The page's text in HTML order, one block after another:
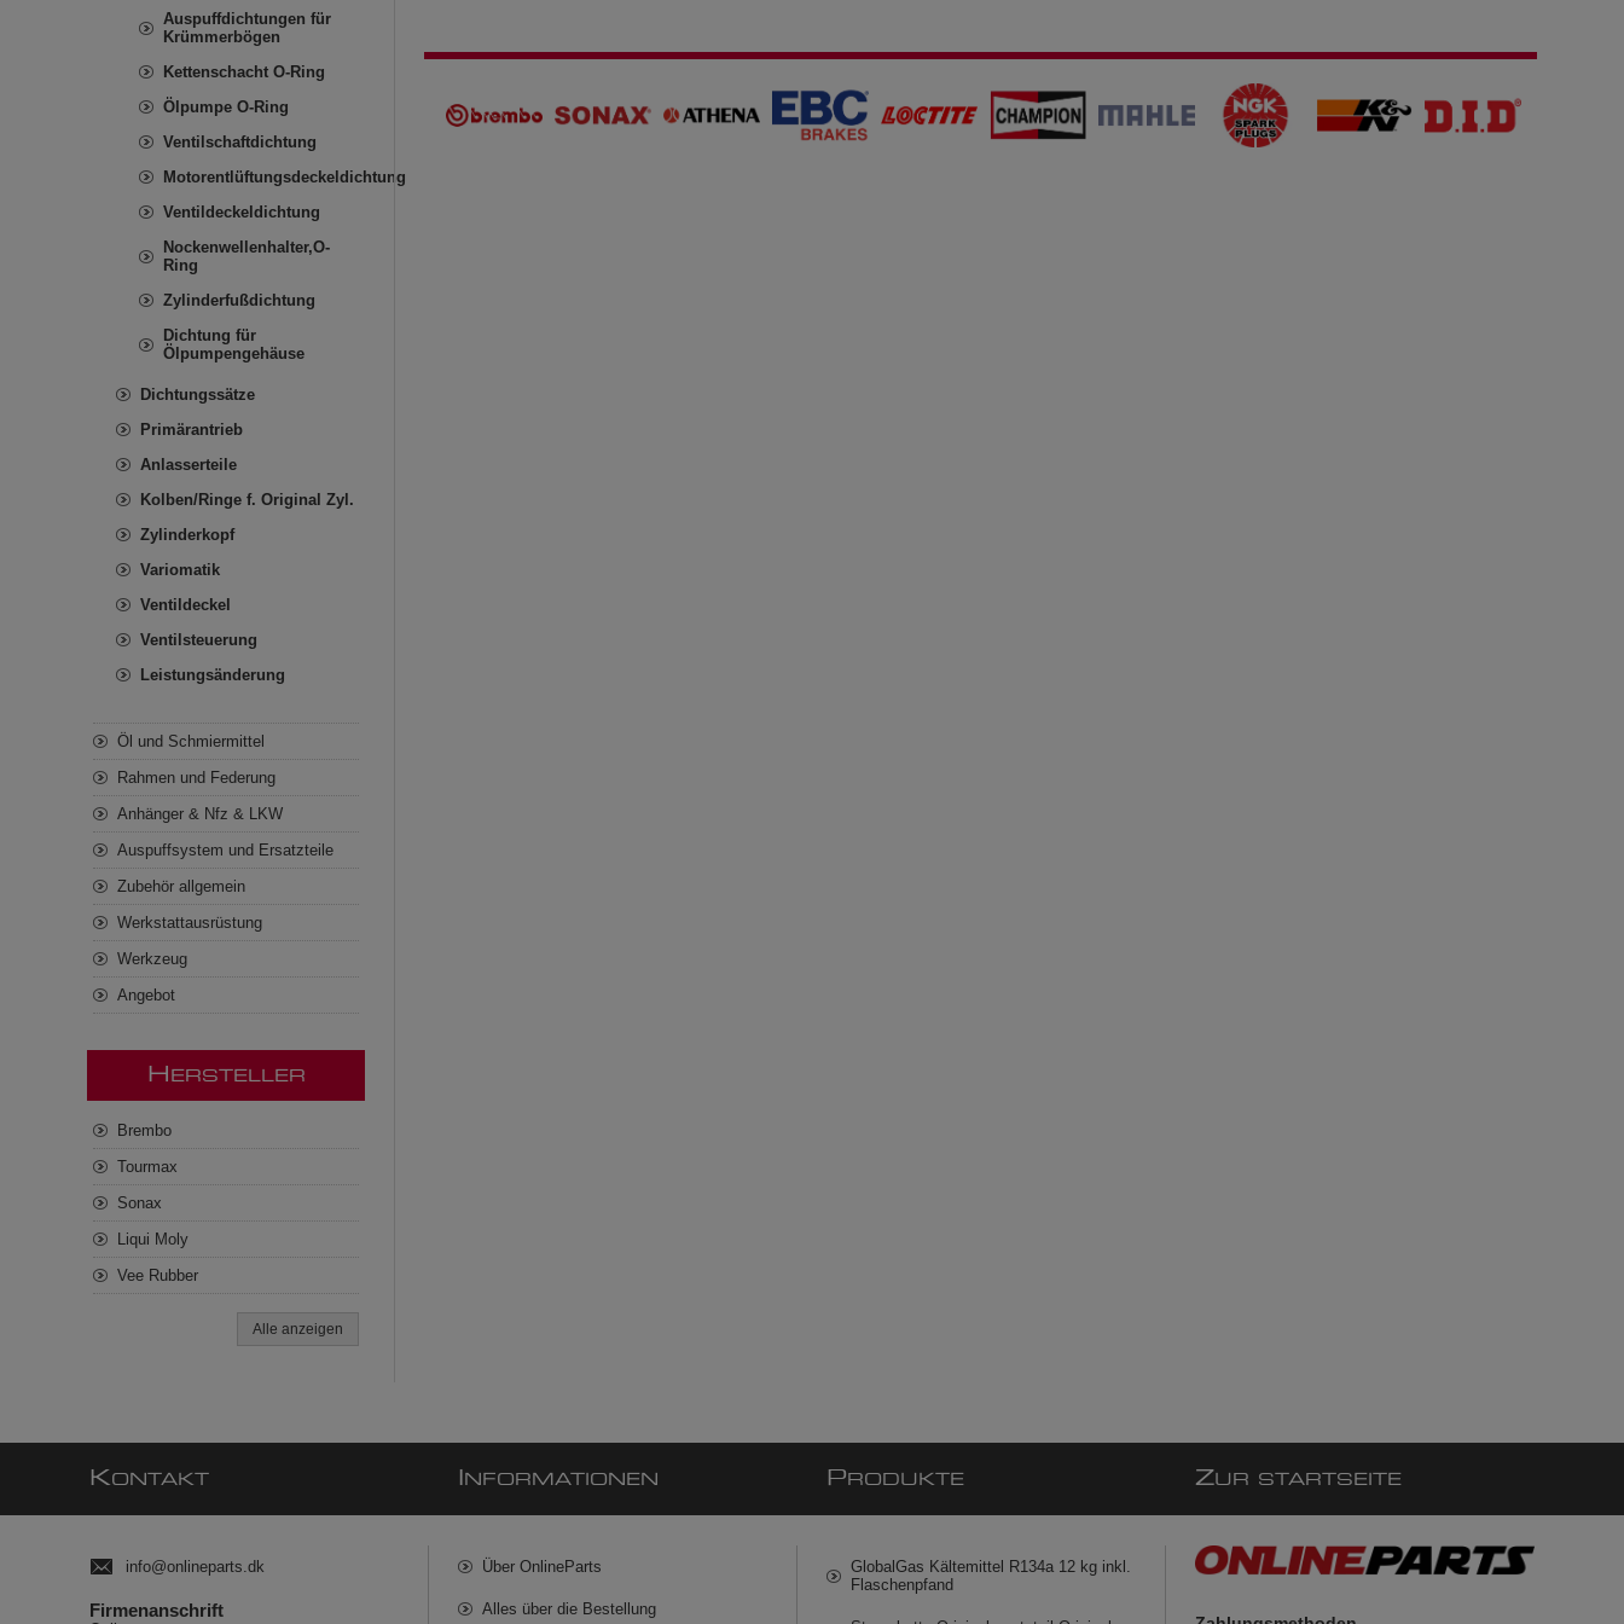
Auspuffdichtungen für
Krümmerbögen
Kettenschacht O-Ring
Ölpumpe O-Ring
Ventilschaftdichtung
Motorentlüftungsdeckeldichtung
Ventildeckeldichtung
Nockenwellenhalter,O-
Ring
Zylinderfußdichtung
Dichtung für
Ölpumpengehäuse
Dichtungssätze
Primärantrieb
Anlasserteile
Kolben/Ringe f. Original Zyl.
Zylinderkopf
Variomatik
Ventildeckel
Ventilsteuerung
Leistungsänderung
Öl und Schmiermittel
Rahmen und Federung
Anhänger & Nfz & LKW
Auspuffsystem und Ersatzteile
Zubehör allgemein
Werkstattausrüstung
Werkzeug
Angebot
H ERSTELLER
Brembo
Tourmax
Sonax
Liqui Moly
Vee Rubber
Alle anzeigen
KONTAKT
info@onlineparts.dk
Firmenanschrift
NFORMATIONEN
Über OnlineParts
Alles über die Bestellung
P RODUKTE
GlobalGas Kältemittel R134a 12 kg inkl.
Flaschenpfand
ZUR STARTSEITE